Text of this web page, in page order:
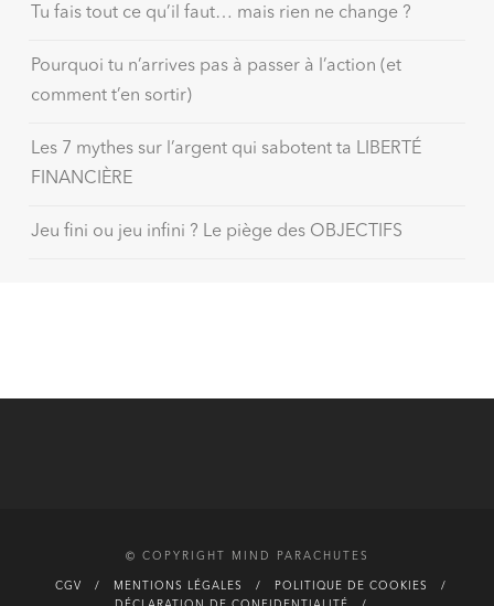
Tu fais tout ce qu’il faut… mais rien ne change ?
Pourquoi tu n’arrives pas à passer à l’action (et
comment t’en sortir)
Les 7 mythes sur l’argent qui sabotent ta LIBERTÉ
FINANCIÈRE
Jeu fini ou jeu infini ? Le piège des OBJECTIFS
© COPYRIGHT MIND PARACHUTES
CGV MENTIONS LÉGALES
POLITIQUE DE COOKIES